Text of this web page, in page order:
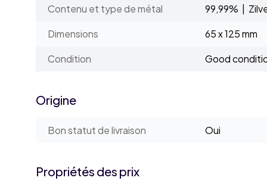
Contenu et type de métal
99,99% |
Dimensions
65 x 125 mm
Condition
Good
Origine
Bon statut de livraison Oui
Propriétés des prix